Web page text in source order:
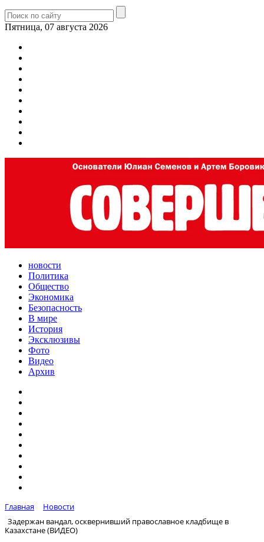
Пятница, 07 августа 2026
новости
Политика
Общество
Экономика
Безопасность
В мире
История
Эксклюзивы
Фото
Видео
Архив
Главная
Новости
Задержан вандал, осквернивший православное кладбище в
Казахстане (ВИДЕО)